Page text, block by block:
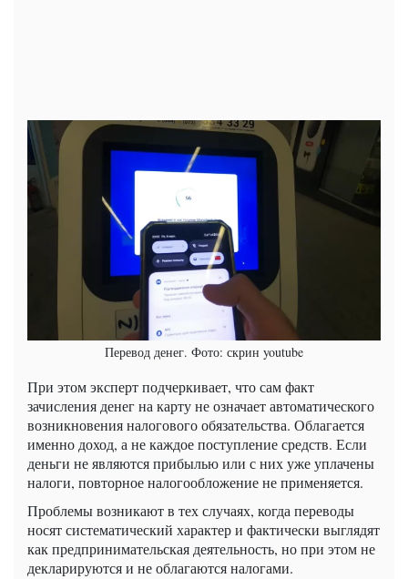
Перевод денег. Фото: скрин youtube
При этом эксперт подчеркивает, что сам факт
зачисления денег на карту не означает автоматического
возникновения налогового обязательства. Облагается
именно доход, а не каждое поступление средств. Если
деньги не являются прибылью или с них уже уплачены
налоги, повторное налогообложение не применяется.
Проблемы возникают в тех случаях, когда переводы
носят систематический характер и фактически выглядят
как предпринимательская деятельность, но при этом не
декларируются и не облагаются налогами.